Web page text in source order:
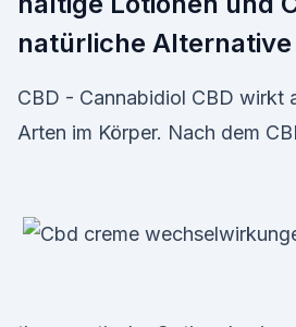
natürliche Alternative
CBD - Cannabidiol CBD wirkt
Arten im Körper. Nach dem